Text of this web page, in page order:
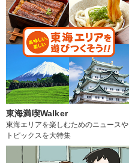
東海満喫Walker
東海エリアを楽しむためのニュースや
トピックスを大特集